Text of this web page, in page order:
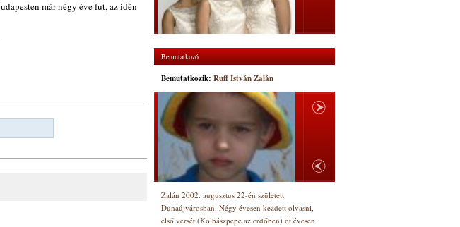
már négy éve fut, az idén
Bemutatkozó
Bemutatkozik: Ruff István Zalán
Zalán 2002. augusztus 22-én született
Dunaújvárosban. Négy évesen kezdett olvasni,
első versét (Kolbászpepe az erdőben) öt évesen